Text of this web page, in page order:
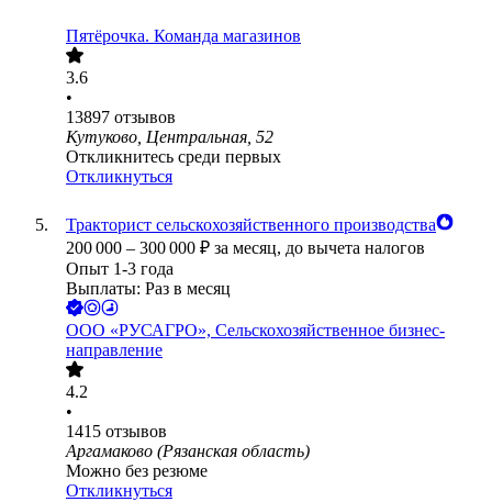
Пятёрочка. Команда магазинов
3.6
•
13897 отзывов
Кутуково, Центральная, 52
Откликнитесь среди первых
Откликнуться
Тракторист сельскохозяйственного производства
200 000 – 300 000 ₽ за месяц, до вычета налогов
Опыт 1-3 года
Выплаты: Раз в месяц
ООО «РУСАГРО», Сельскохозяйственное бизнес-
направление
4.2
•
1415 отзывов
Аргамаково (Рязанская область)
Можно без резюме
Откликнуться